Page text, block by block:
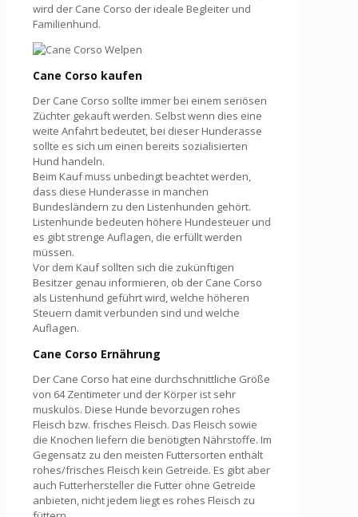
wird der Cane Corso der ideale Begleiter und
Familienhund.
Cane Corso kaufen
Der Cane Corso sollte immer bei einem seriösen
Züchter gekauft werden. Selbst wenn dies eine
weite Anfahrt bedeutet, bei dieser Hunderasse
sollte es sich um einen bereits sozialisierten
Hund handeln.
Beim Kauf muss unbedingt beachtet werden,
dass diese Hunderasse in manchen
Bundesländern zu den Listenhunden gehört.
Listenhunde bedeuten höhere Hundesteuer und
es gibt strenge Auflagen, die erfüllt werden
müssen.
Vor dem Kauf sollten sich die zukünftigen
Besitzer genau informieren, ob der Cane Corso
als Listenhund geführt wird, welche höheren
Steuern damit verbunden sind und welche
Auflagen.
Cane Corso Ernährung
Der Cane Corso hat eine durchschnittliche Größe
von 64 Zentimeter und der Körper ist sehr
muskulös. Diese Hunde bevorzugen rohes
Fleisch bzw. frisches Fleisch. Das Fleisch sowie
die Knochen liefern die benötigten Nährstoffe. Im
Gegensatz zu den meisten Futtersorten enthält
rohes/frisches Fleisch kein Getreide. Es gibt aber
auch Futterhersteller die Futter ohne Getreide
anbieten, nicht jedem liegt es rohes Fleisch zu